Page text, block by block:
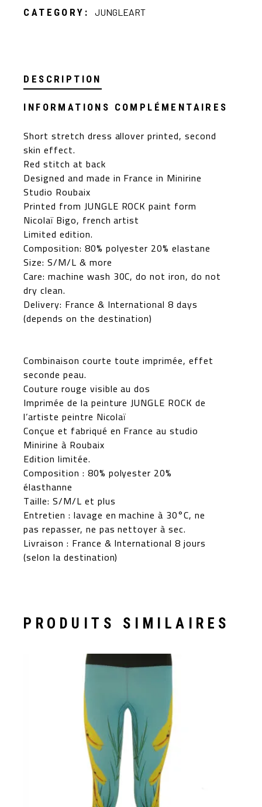
CATEGORY: JUNGLEART
DESCRIPTION
INFORMATIONS COMPLÉMENTAIRES
Short stretch dress allover printed, second
skin effect.
Red stitch at back
Designed and made in France in Minirine
Studio Roubaix
Printed from JUNGLE ROCK paint form
Nicolaï Bigo, french artist
Limited edition.
Composition: 80% polyester 20% elastane
Size: S/M/L & more
Care: machine wash 30C, do not iron, do not
dry clean.
Delivery: France & International 8 days
(depends on the destination)
Combinaison courte toute imprimée, effet
seconde peau.
Couture rouge visible au dos
Imprimée de la peinture JUNGLE ROCK de
l’artiste peintre Nicolaï
Conçue et fabriqué en France au studio
Minirine à Roubaix
Edition limitée.
Composition : 80% polyester 20%
élasthanne
Taille: S/M/L et plus
Entretien : lavage en machine à 30°C, ne
pas repasser, ne pas nettoyer à sec.
Livraison : France & International 8 jours
(selon la destination)
PRODUITS SIMILAIRES